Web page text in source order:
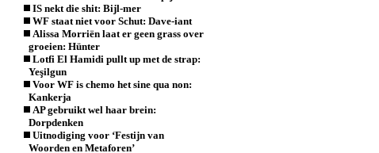
IS nekt die shit: Bijl-mer
WF staat niet voor Schut: Dave-iant
Alissa Morriën laat er geen grass over
groeien: Hünter
Lotfi El Hamidi pullt up met de strap:
Yeşilgun
Voor WF is chemo het sine qua non:
Kankerja
AP gebruikt wel haar brein:
Dorpdenken
Uitnodiging voor ‘Festijn van
Woorden en Metaforen’